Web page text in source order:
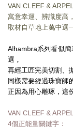
VAN CLEEF &
寓意幸運、辨識度高
取材自草地上萬中選
Alhambra系列看似
選，
再經工匠完美切割、
同樣需要經過珠寶師
正因為用心雕琢，這
VAN CLEEF &
4個正能量關鍵字：